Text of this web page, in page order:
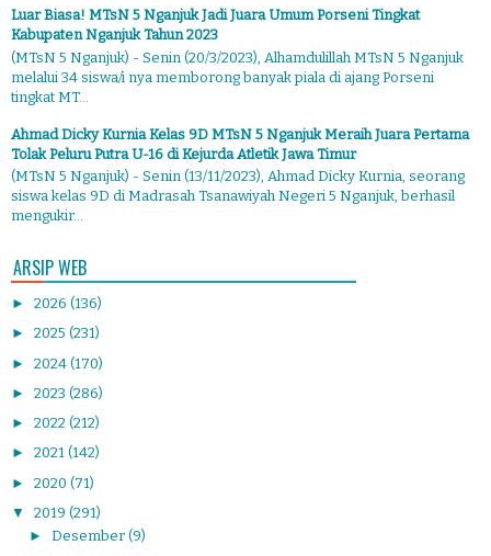
Luar Biasa! MTsN 5 Nganjuk Jadi Juara Umum Porseni Tingkat
Kabupaten Nganjuk Tahun 2023
(MTsN 5 Nganjuk) - Senin (20/3/2023), Alhamdulillah MTsN 5 Nganjuk
melalui 34 siswa/i nya memborong banyak piala di ajang Porseni
tingkat MT...
Ahmad Dicky Kurnia Kelas 9D MTsN 5 Nganjuk Meraih Juara Pertama
Tolak Peluru Putra U-16 di Kejurda Atletik Jawa Timur
(MTsN 5 Nganjuk) - Senin (13/11/2023), Ahmad Dicky Kurnia, seorang
siswa kelas 9D di Madrasah Tsanawiyah Negeri 5 Nganjuk, berhasil
mengukir...
ARSIP WEB
► 2026 (136)
► 2025 (231)
► 2024 (170)
► 2023 (286)
► 2022 (212)
► 2021 (142)
► 2020 (71)
▼ 2019 (291)
► Desember (9)